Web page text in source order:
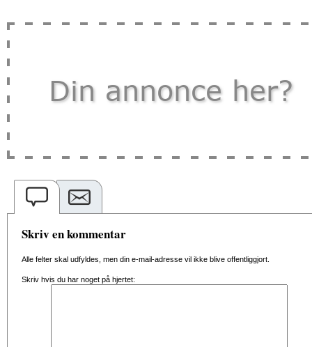
Skriv en kommentar
Alle felter skal udfyldes, men din e-mail-adresse vil ikke blive offentliggjort.
Skriv hvis du har noget på hjertet: